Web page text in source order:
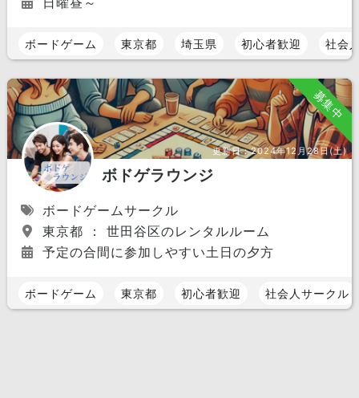
ボードゲーム 東京都 埼玉県 初心者歓迎 社会
募集中
更新日：2024年12月28日(土)
ボドゲラウンジ
ボードゲームサークル
東京都 ： 世田谷区のレンタルルーム
予定の合間に参加しやすい土日の夕方
ボードゲーム 東京都 初心者歓迎 社会人サークル